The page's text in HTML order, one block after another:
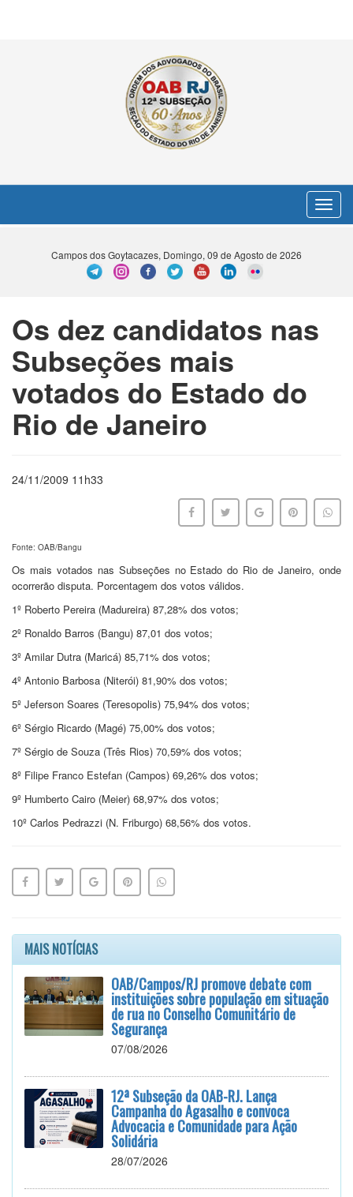
Toggle
Campos dos Goytacazes, Domingo, 09 de Agosto de 2026
Os dez candidatos nas
Subseções mais
votados do Estado do
Rio de Janeiro
24/11/2009 11h33
Fonte: OAB/Bangu
Os mais votados nas Subseções no Estado do Rio de Janeiro, onde
ocorrerão disputa. Porcentagem dos votos válidos.
1º Roberto Pereira (Madureira) 87,28% dos votos;
2º Ronaldo Barros (Bangu) 87,01 dos votos;
3º Amilar Dutra (Maricá) 85,71% dos votos;
4º Antonio Barbosa (Niterói) 81,90% dos votos;
5º Jeferson Soares (Teresopolis) 75,94% dos votos;
6º Sérgio Ricardo (Magé) 75,00% dos votos;
7º Sérgio de Souza (Três Rios) 70,59% dos votos;
8º Filipe Franco Estefan (Campos) 69,26% dos votos;
9º Humberto Cairo (Meier) 68,97% dos votos;
10º Carlos Pedrazzi (N. Friburgo) 68,56% dos votos.
MAIS NOTÍCIAS
OAB/Campos/RJ promove debate com
instituições sobre população em situação
de rua no Conselho Comunitário de
Segurança
07/08/2026
12ª Subseção da OAB-RJ. Lança
Campanha do Agasalho e convoca
Advocacia e Comunidade para Ação
Solidária
28/07/2026